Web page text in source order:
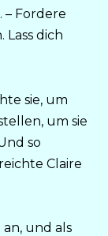
– Fordere
Lass dich
sie, um
um sie
so
Claire
und als